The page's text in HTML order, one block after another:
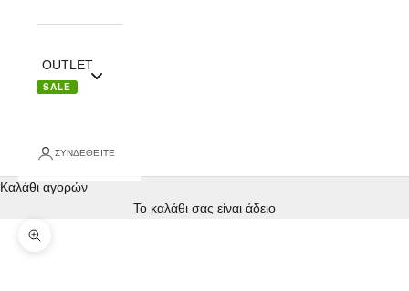
OUTLET
SALE
ΣΥΝΔΕΘΕΊΤΕ
Καλάθι αγορών
Το καλάθι σας είναι άδειο
Zoom picture